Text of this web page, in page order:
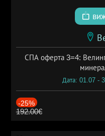
СПА оферта 3=4:
Дата: 01.07 -
-25%
192.00€